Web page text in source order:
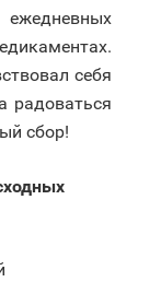
себя
радоваться
сбор!